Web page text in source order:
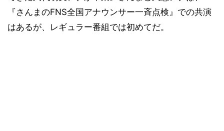
『さんまのFNS全国アナウンサー一斉点検』での共演
はあるが、レギュラー番組では初めてだ。